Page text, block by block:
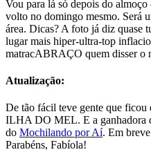
Vou para lá só depois do
volto no domingo mesmo. Será
área. Dicas? A foto já diz quase
lugar mais hiper-ultra-top
matracABRAÇO quem disser o
Atualização:
De tão fácil teve gente que
ILHA DO MEL. E a ganhadora
do Mochilando por Aí. Em
Parabéns, Fabíola!